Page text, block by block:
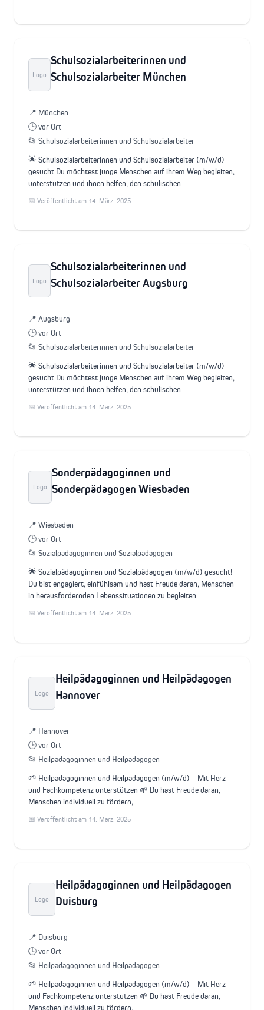
Logo
Schulsozialarbeiterinnen und
Schulsozialarbeiter München
📍 München
🕒 vor Ort
📂 Schulsozialarbeiterinnen und Schulsozialarbeiter
🌟 Schulsozialarbeiterinnen und Schulsozialarbeiter (m/w/d)
gesucht Du möchtest junge Menschen auf ihrem Weg begleiten,
unterstützen und ihnen helfen, den schulischen…
📅 Veröffentlicht am 14. März. 2025
Logo
Schulsozialarbeiterinnen und
Schulsozialarbeiter Augsburg
📍 Augsburg
🕒 vor Ort
📂 Schulsozialarbeiterinnen und Schulsozialarbeiter
🌟 Schulsozialarbeiterinnen und Schulsozialarbeiter (m/w/d)
gesucht Du möchtest junge Menschen auf ihrem Weg begleiten,
unterstützen und ihnen helfen, den schulischen…
📅 Veröffentlicht am 14. März. 2025
Logo
Sonderpädagoginnen und
Sonderpädagogen Wiesbaden
📍 Wiesbaden
🕒 vor Ort
📂 Sozialpädagoginnen und Sozialpädagogen
🌟 Sozialpädagoginnen und Sozialpädagogen (m/w/d) gesucht!
Du bist engagiert, einfühlsam und hast Freude daran, Menschen
in herausfordernden Lebenssituationen zu begleiten…
📅 Veröffentlicht am 14. März. 2025
Logo
Heilpädagoginnen und Heilpädagogen
Hannover
📍 Hannover
🕒 vor Ort
📂 Heilpädagoginnen und Heilpädagogen
🌱 Heilpädagoginnen und Heilpädagogen (m/w/d) – Mit Herz
und Fachkompetenz unterstützen 🌱 Du hast Freude daran,
Menschen individuell zu fördern,…
📅 Veröffentlicht am 14. März. 2025
Logo
Heilpädagoginnen und Heilpädagogen
Duisburg
📍 Duisburg
🕒 vor Ort
📂 Heilpädagoginnen und Heilpädagogen
🌱 Heilpädagoginnen und Heilpädagogen (m/w/d) – Mit Herz
und Fachkompetenz unterstützen 🌱 Du hast Freude daran,
Menschen individuell zu fördern,…